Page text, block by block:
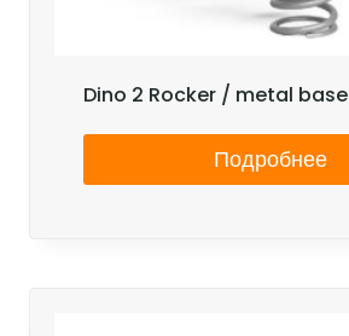
Dino 2 Rocker / metal base
Подробнее